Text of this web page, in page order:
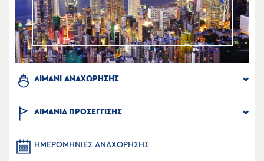
ΛΙΜΑΝΙ ΑΝΑΧΩΡΗΣΗΣ
ΛΙΜΑΝΙΑ ΠΡΟΣΕΓΓΙΣΗΣ
ΗΜΕΡΟΜΗΝΙΕΣ ΑΝΑΧΩΡΗΣΗΣ